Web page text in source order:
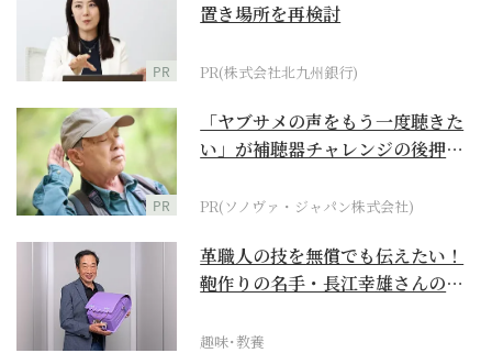
PR
置き場所を再検討
PR(株式会社北九州銀行)
PR
「ヤブサメの声をもう一度聴きた
い」が補聴器チャレンジの後押し
PR(ソノヴァ・ジャパン株式会社)
革職人の技を無償でも伝えたい！
鞄作りの名手・長江幸雄さんの第
趣味･教養